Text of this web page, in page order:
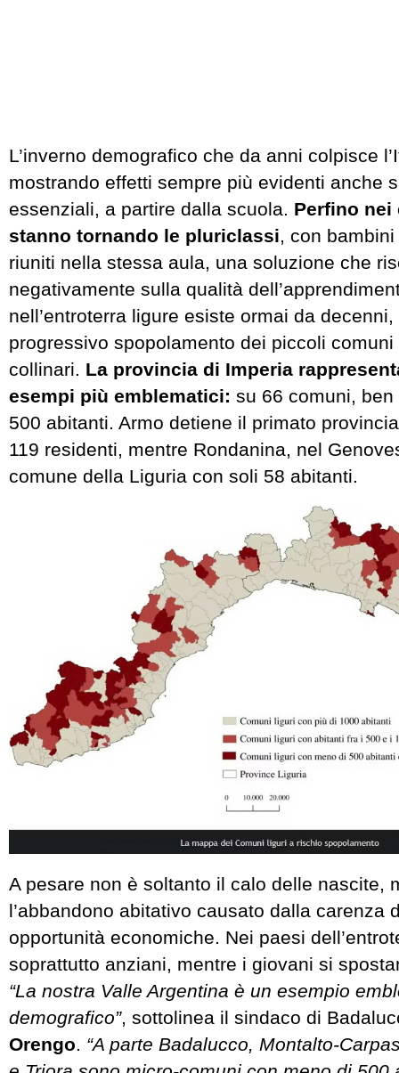
L’inverno demografico che da anni colpisce
mostrando effetti sempre più evidenti anche
essenziali, a partire dalla scuola. Perfino nei
stanno tornando le pluriclassi, con
riuniti nella stessa aula, una soluzione che
negativamente sulla qualità
nell’entroterra ligure esiste ormai da
progressivo spopolamento dei piccoli
collinari. La provincia di Imperia
esempi più emblematici: su 66 comuni,
500 abitanti. Armo detiene il primato
119 residenti, mentre Rondanina, nel
comune della Liguria con soli 58 abitanti.
A pesare non è soltanto il calo delle nascite,
l’abbandono abitativo causato dalla carenza
opportunità economiche. Nei paesi
soprattutto anziani, mentre i giovani si
“La nostra Valle Argentina è un esempio
demografico”, sottolinea il sindaco di
Orengo. “A parte Badalucco, Montalto-